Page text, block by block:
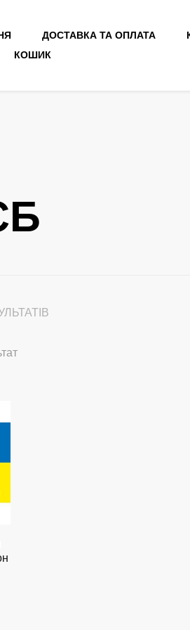
ДОСТАВКА ТА ОПЛАТА
КОШИК